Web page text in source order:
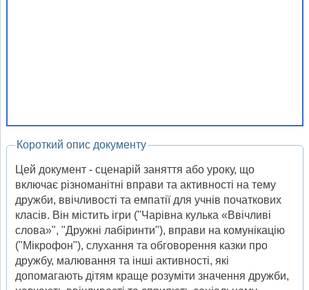
Короткий опис документу
Цей документ - сценарій заняття або уроку, що
включає різноманітні вправи та активності на тему
дружби, ввічливості та емпатії для учнів початкових
класів. Він містить ігри ("Чарівна кулька «Ввічливі
слова»", "Дружні лабіринти"), вправи на комунікацію
("Мікрофон"), слухання та обговорення казки про
дружбу, малювання та інші активності, які
допомагають дітям краще розуміти значення дружби,